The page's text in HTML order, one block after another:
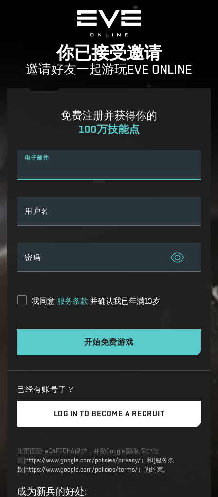
你已接受邀请
邀请好友一起游玩EVE ONLINE
免费注册并获得你的
100万技能点
电子邮件
用户名
密码
我同意 服务条款 并确认我已年满13岁
开始免费游戏
已经有账号了？
LOG IN TO BECOME A RECRUIT
此页面受reCAPTCHA保护，并受Google[隐私保护政
策] https://www.google.com/policies/privacy/）和[服务条
款]https://www.google.com/policies/terms/）的约束。
成为新兵的好处: